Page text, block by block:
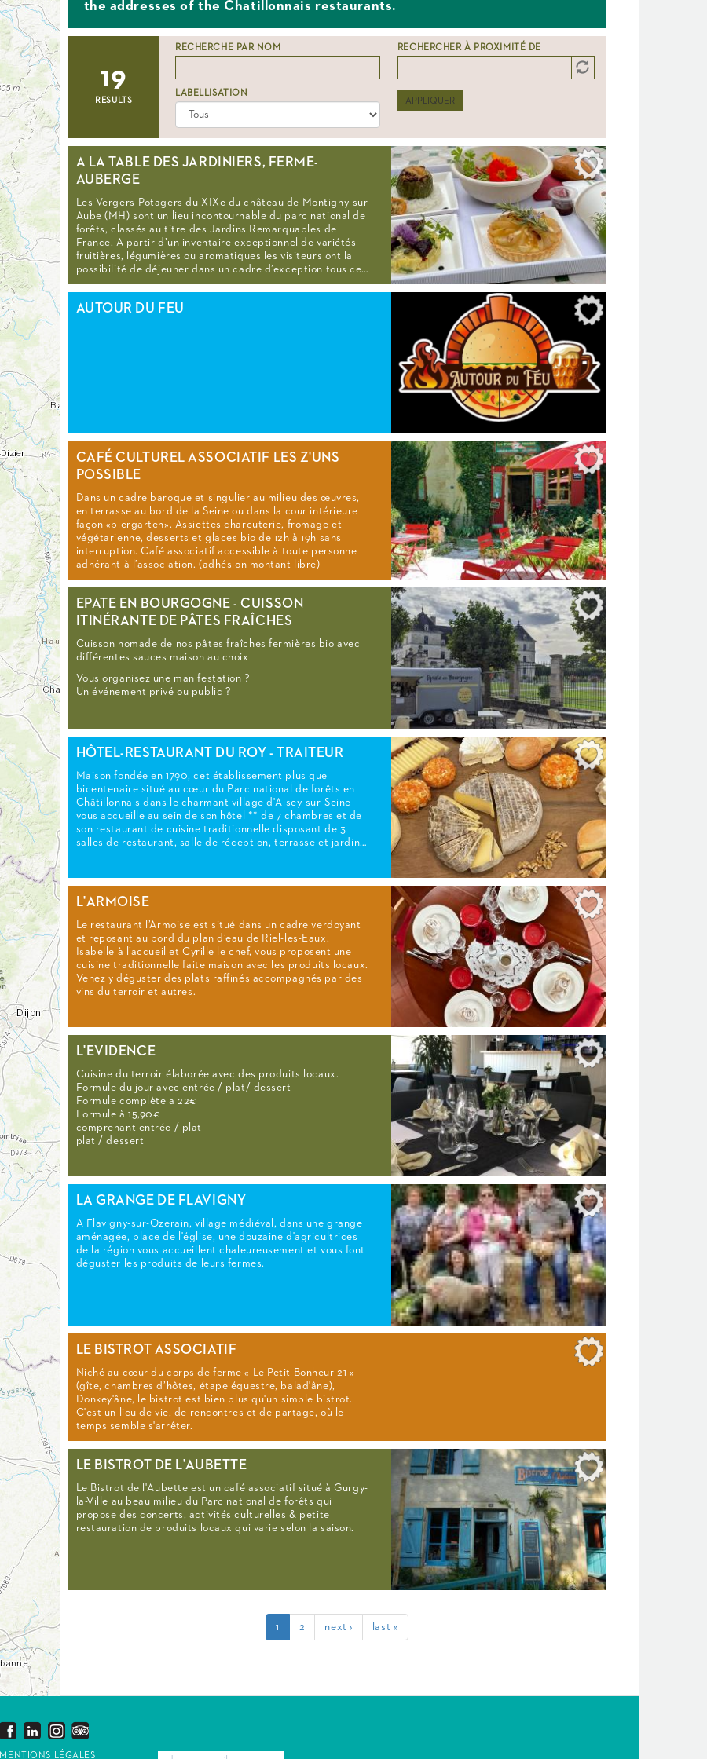
the addresses of the Chatillonnais restaurants.
19
RESULTS
RECHERCHE PAR NOM RECHERCHER À PROXIMITÉ DE
LABELLISATION
APPLIQUER
A LA TABLE DES JARDINIERS, FERME-
AUBERGE
Les Vergers-Potagers du XIXe du château de Montigny-sur-
Aube (MH) sont un lieu incontournable du parc national de
forêts, classés au titre des Jardins Remarquables de
France. A partir d’un inventaire exceptionnel de variétés
fruitières, légumières ou aromatiques les visiteurs ont la
possibilité de déjeuner dans un cadre d’exception tous ce…
AUTOUR DU FEU
CAFÉ CULTUREL ASSOCIATIF LES Z'UNS
POSSIBLE
Dans un cadre baroque et singulier au milieu des œuvres,
en terrasse au bord de la Seine ou dans la cour intérieure
façon «biergarten». Assiettes charcuterie, fromage et
végétarienne, desserts et glaces bio de 12h à 19h sans
interruption. Café associatif accessible à toute personne
adhérant à l’association. (adhésion montant libre)
EPATE EN BOURGOGNE - CUISSON
ITINÉRANTE DE PÂTES FRAÎCHES
Cuisson nomade de nos pâtes fraîches fermières bio avec
différentes sauces maison au choix
Vous organisez une manifestation ?
Un événement privé ou public ?
HÔTEL-RESTAURANT DU ROY - TRAITEUR
Maison fondée en 1790, cet établissement plus que
bicentenaire situé au cœur du Parc national de forêts en
Châtillonnais dans le charmant village d'Aisey-sur-Seine
vous accueille au sein de son hôtel ** de 7 chambres et de
son restaurant de cuisine traditionnelle disposant de 3
salles de restaurant, salle de réception, terrasse et jardin…
L'ARMOISE
Le restaurant l’Armoise est situé dans un cadre verdoyant
et reposant au bord du plan d’eau de Riel-les-Eaux.
Isabelle à l’accueil et Cyrille le chef, vous proposent une
cuisine traditionnelle faite maison avec les produits locaux.
Venez y déguster des plats raffinés accompagnés par des
vins du terroir et autres.
L'EVIDENCE
Cuisine du terroir élaborée avec des produits locaux.
Formule du jour avec entrée / plat/ dessert
Formule complète a 22€
Formule à 15,90€
comprenant entrée / plat
plat / dessert
LA GRANGE DE FLAVIGNY
A Flavigny-sur-Ozerain, village médiéval, dans une grange
aménagée, place de l'église, une douzaine d'agricultrices
de la région vous accueillent chaleureusement et vous font
déguster les produits de leurs fermes.
LE BISTROT ASSOCIATIF
Niché au cœur du corps de ferme « Le Petit Bonheur 21 »
(gîte, chambres d’hôtes, étape équestre, balad'âne),
Donkey'âne, le bistrot est bien plus qu'un simple bistrot.
C'est un lieu de vie, de rencontres et de partage, où le
temps semble s'arrêter.
LE BISTROT DE L'AUBETTE
Le Bistrot de l'Aubette est un café associatif situé à Gurgy-
la-Ville au beau milieu du Parc national de forêts qui
propose des concerts, activités culturelles & petite
restauration de produits locaux qui varie selon la saison.
1 2 next › last »
MENTIONS LÉGALES